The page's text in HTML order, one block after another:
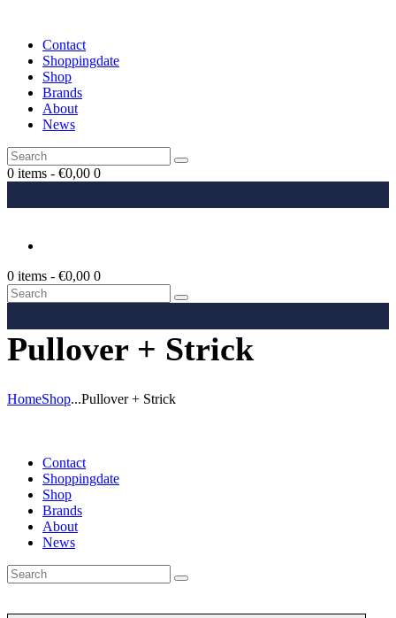
Contact
Shoppingdate
Shop
Brands
About
News
0 items - €0,00 0
0 items - €0,00 0
Pullover + Strick
HomeShop...Pullover + Strick
Contact
Shoppingdate
Shop
Brands
About
News